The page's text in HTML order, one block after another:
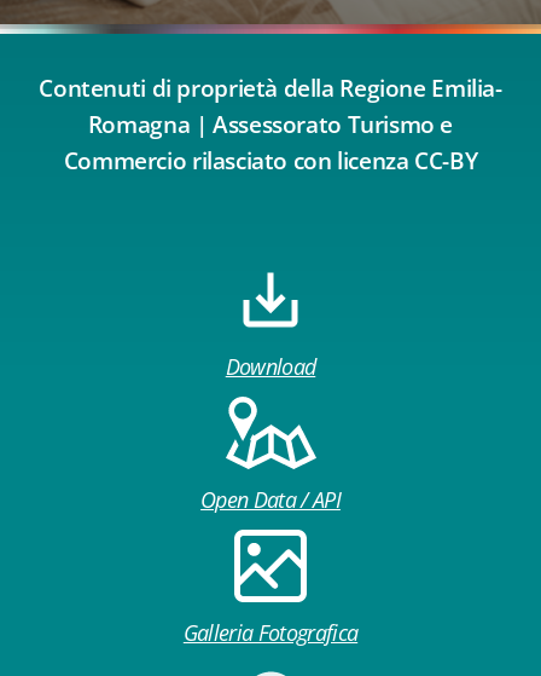
Contenuti di proprietà della Regione Emilia-
Romagna | Assessorato Turismo e
Commercio rilasciato con licenza CC-BY
Download
Open Data / API
Galleria Fotografica